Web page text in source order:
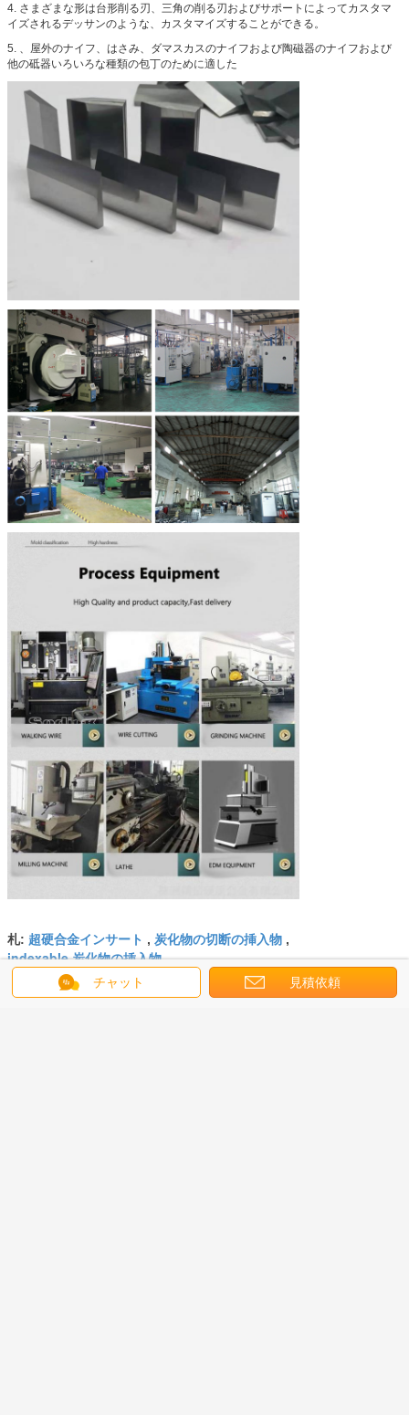
4. さまざまな形は台形削る刃、三角の削る刃およびサポートによってカスタマ
イズされるデッサンのような、カスタマイズすることができる。
5. 、屋外のナイフ、はさみ、ダマスカスのナイフおよび陶磁器のナイフおよび
他の砥器いろいろな種類の包丁のために適した
札: 超硬合金インサート , 炭化物の切断の挿入物 ,
indexable 炭化物の挿入物
最高の価格で
チャット 見積依頼